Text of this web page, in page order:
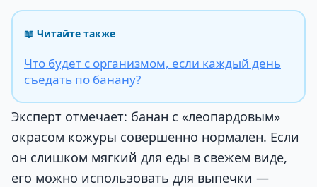
📖 Читайте также
Что будет с организмом, если каждый день
съедать по банану?
Эксперт отмечает: банан с «леопардовым»
окрасом кожуры совершенно нормален. Если
он слишком мягкий для еды в свежем виде,
его можно использовать для выпечки —